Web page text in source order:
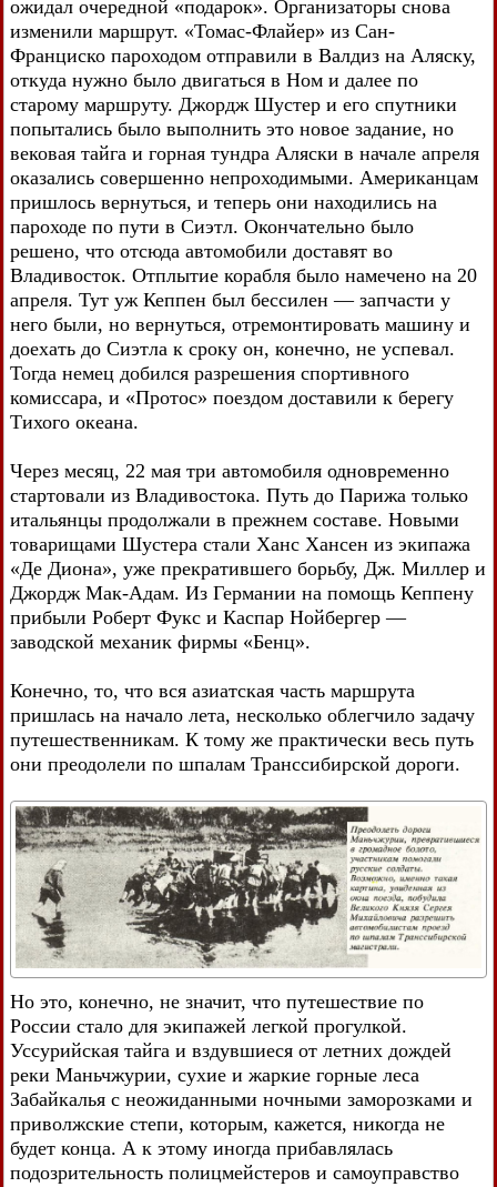
ожидал очередной «подарок». Организаторы снова
изменили маршрут. «Томас-Флайер» из Сан-
Франциско пароходом отправили в Валдиз на Аляску,
откуда нужно было двигаться в Ном и далее по
старому маршруту. Джордж Шустер и его спутники
попытались было выполнить это новое задание, но
вековая тайга и горная тундра Аляски в начале апреля
оказались совершенно непроходимыми. Американцам
пришлось вернуться, и теперь они находились на
пароходе по пути в Сиэтл. Окончательно было
решено, что отсюда автомобили доставят во
Владивосток. Отплытие корабля было намечено на 20
апреля. Тут уж Кеппен был бессилен — запчасти у
него были, но вернуться, отремонтировать машину и
доехать до Сиэтла к сроку он, конечно, не успевал.
Тогда немец добился разрешения спортивного
комиссара, и «Протос» поездом доставили к берегу
Тихого океана.
Через месяц, 22 мая три автомобиля одновременно
стартовали из Владивостока. Путь до Парижа только
итальянцы продолжали в прежнем составе. Новыми
товарищами Шустера стали Ханс Хансен из экипажа
«Де Диона», уже прекратившего борьбу, Дж. Миллер и
Джордж Мак-Адам. Из Германии на помощь Кеппену
прибыли Роберт Фукс и Каспар Нойбергер —
заводской механик фирмы «Бенц».
Конечно, то, что вся азиатская часть маршрута
пришлась на начало лета, несколько облегчило задачу
путешественникам. К тому же практически весь путь
они преодолели по шпалам Транссибирской дороги.
Но это, конечно, не значит, что путешествие по
России стало для экипажей легкой прогулкой.
Уссурийская тайга и вздувшиеся от летних дождей
реки Маньчжурии, сухие и жаркие горные леса
Забайкалья с неожиданными ночными заморозками и
приволжские степи, которым, кажется, никогда не
будет конца. А к этому иногда прибавлялась
подозрительность полицмейстеров и самоуправство